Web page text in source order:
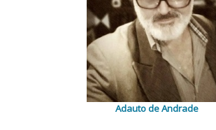
Adauto de Andrade